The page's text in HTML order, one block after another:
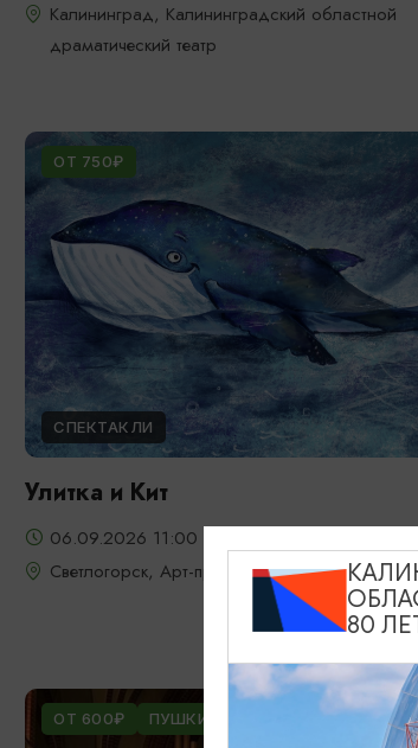
Калининград, Калининградский областной
драматический театр
ОТ 750₽
СПЕКТАКЛИ
Улитка и Кит
06.09.2026 11:00
Светлогорск, Арт-пространство «Янтарь-
ОТ 600₽ ПУШКИНСКАЯ КАРТА
80